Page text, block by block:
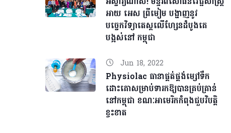
អាយ អេស ព្រីមៀម បង្ហាញនូវ
បច្ចេកវិទ្យាតេស្តលើហ្សែនដំបូងគេ
បង្អស់នៅ កម្ពុជា
Jun 18, 2022
Physiolac ធានាផ្គត់ផ្គង់ម្សៅទឹក
ដោះគោសម្រាប់ទារកឱ្យបានគ្រប់គ្រាន់
នៅកម្ពុជា ខណៈអាមេរិកកំពុងជួបវិបត្តិ
ខ្វះខាត